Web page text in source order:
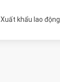
Xuất khẩu lao động